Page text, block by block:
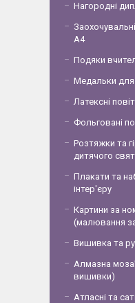
Нагородні
А4
Подяки
Медальки для
Латексні
Фольговані
Розтяжки та
дитячого
Плакати та
інтер'єру
Картини за
(малювання
Вишивка та
Алмазна
вишивки)
Атласні та